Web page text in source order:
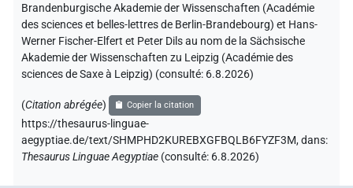
Brandenburgische Akademie der Wissenschaften (Académie
des sciences et belles-lettres de Berlin-Brandebourg) et Hans-
Werner Fischer-Elfert et Peter Dils au nom de la Sächsische
Akademie der Wissenschaften zu Leipzig (Académie des
sciences de Saxe à Leipzig) (consulté: 6.8.2026)
(Citation abrégée) Copier la citation
https://thesaurus-linguae-
aegyptiae.de/text/SHMPHD2KUREBXGFBQLB6FYZF3M,dans:
Thesaurus Linguae Aegyptiae (consulté: 6.8.2026)